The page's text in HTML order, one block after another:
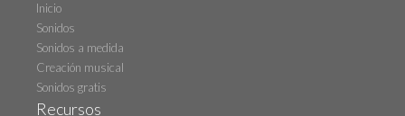
Inicio
Sonidos
Sonidos a medida
Creación musical
Sonidos gratis
Recursos